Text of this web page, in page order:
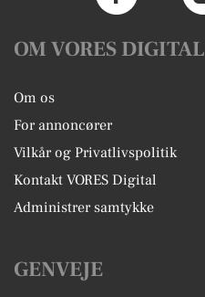
OM VORES DIGITAL
Om os
For annoncører
Vilkår og Privatlivspolitik
Kontakt VORES Digital
Administrer samtykke
GENVEJE